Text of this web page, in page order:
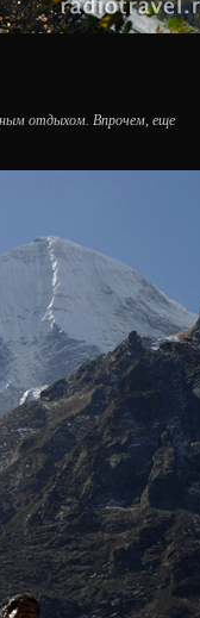
отдыхом. Впрочем, еще